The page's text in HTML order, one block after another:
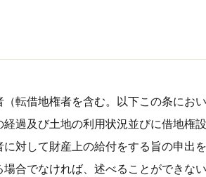
転借地権者を含む。以下この条にお
過及び土地の利用状況並びに借地権
対して財産上の給付をする旨の申出
合でなければ、述べることができない